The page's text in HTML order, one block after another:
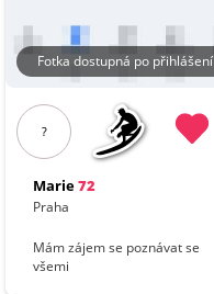
Fotka dostupná po přihlášení
?
Marie72
Praha
Mám zájem se poznávat se
všemi